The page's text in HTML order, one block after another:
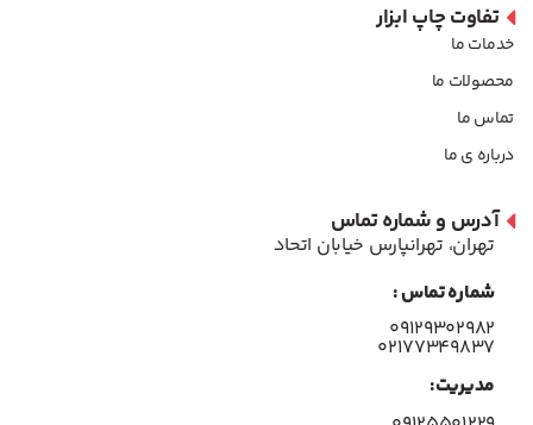
تفاوت چاپ ابزار
خدمات ما
محصولات ما
تماس ما
درباره ی ما
آدرس و شماره تماس
تهران، تهرانپارس خیابان اتحاد
شماره تماس :
۰۹۱۲۹۳۰۲۹۸۲
۰۲۱۷۷۳۴۹۸۳۷
مدیریت: